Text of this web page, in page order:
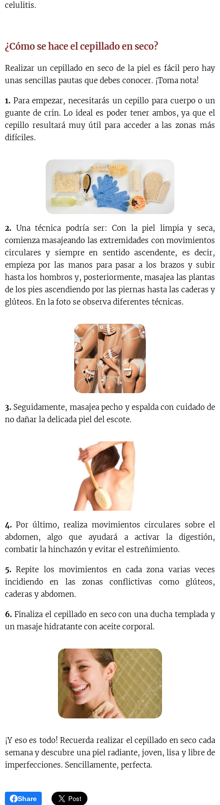
celulitis.
¿Cómo se hace el cepillado en seco?
Realizar un cepillado en seco de la piel es fácil pero hay
unas sencillas pautas que debes conocer. ¡Toma nota!
1. Para empezar, necesitarás un cepillo para cuerpo o un
guante de crin. Lo ideal es poder tener ambos, ya que el
cepillo resultará muy útil para acceder a las zonas más
difíciles.
2. Una técnica podría ser: Con la piel limpia y seca,
comienza masajeando las extremidades con movimientos
circulares y siempre en sentido ascendente, es decir,
empieza por las manos para pasar a los brazos y subir
hasta los hombros y, posteriormente, masajea las plantas
de los pies ascendiendo por las piernas hasta las caderas y
glúteos. En la foto se observa diferentes técnicas.
3. Seguidamente, masajea pecho y espalda con cuidado de
no dañar la delicada piel del escote.
4. Por último, realiza movimientos circulares sobre el
abdomen, algo que ayudará a activar la digestión,
combatir la hinchazón y evitar el estreñimiento.
5. Repite los movimientos en cada zona varias veces
incidiendo en las zonas conflictivas como glúteos,
caderas y abdomen.
6. Finaliza el cepillado en seco con una ducha templada y
un masaje hidratante con aceite corporal.
¡Y eso es todo! Recuerda realizar el cepillado en seco cada
semana y descubre una piel radiante, joven, lisa y libre de
imperfecciones. Sencillamente, perfecta.
Share